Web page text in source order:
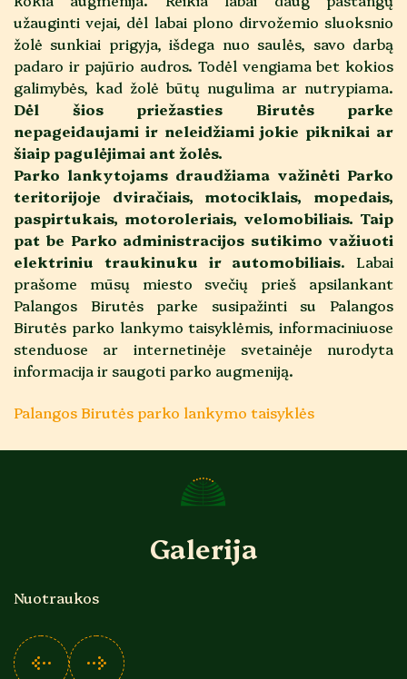
užauginti vejai, dėl labai plono dirvožemio sluoksnio
žolė sunkiai prigyja, išdega nuo saulės, savo darbą
padaro ir pajūrio audros. Todėl vengiama bet kokios
galimybės, kad žolė būtų nugulima ar nutrypiama.
Dėl šios priežasties Birutės parke
nepageidaujami ir neleidžiami jokie piknikai ar
šiaip pagulėjimai ant žolės.
Parko lankytojams draudžiama važinėti Parko
teritorijoje dviračiais, motociklais, mopedais,
paspirtukais, motoroleriais, velomobiliais. Taip
pat be Parko administracijos sutikimo važiuoti
elektriniu traukinuku ir automobiliais. Labai
prašome mūsų miesto svečių prieš apsilankant
Palangos Birutės parke susipažinti su Palangos
Birutės parko lankymo taisyklėmis, informaciniuose
stenduose ar internetinėje svetainėje nurodyta
informacija ir saugoti parko augmeniją.
Palangos Birutės parko lankymo taisyklės
Galerija
Nuotraukos